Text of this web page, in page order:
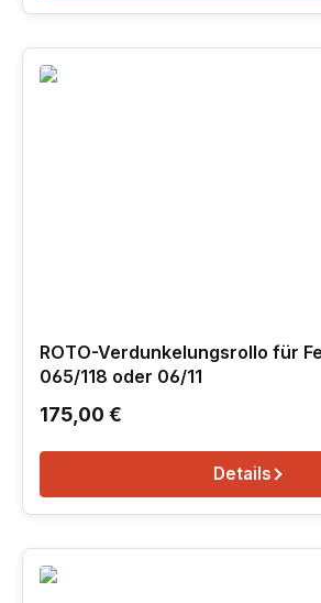
ROTO-Verdunkelungsrollo für
065/118 oder 06/11
Regulärer Preis:
175,00 €
Details